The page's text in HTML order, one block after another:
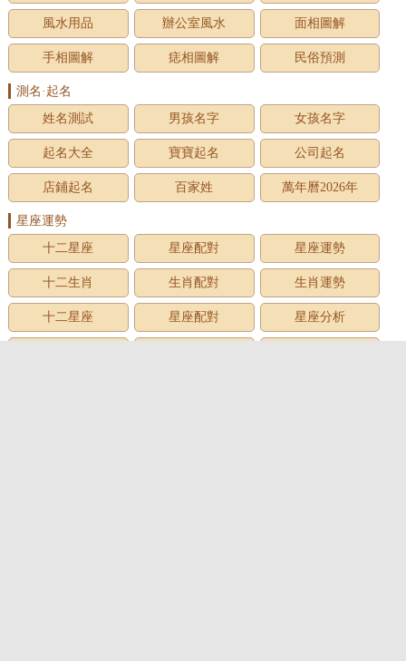
風水用品 辦公室風水 面相圖解
手相圖解 痣相圖解 民俗預測
測名·起名
姓名測試
男孩名字 女孩名字
起名大全 寶寶起名 公司起名
店鋪起名 百家姓 萬年曆2026年
星座運勢
十二星座
星座配對 星座運勢
十二生肖 生肖配對 生肖運勢
十二星座 星座配對 星座分析